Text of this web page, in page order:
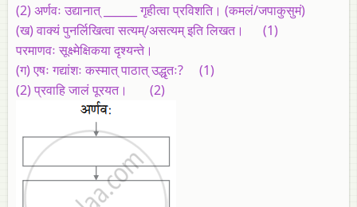
(2)अर्णवः उद्यानात्‌ ______ गृहीत्वा प्रविशति। (कमलं/जपाकुसुमं)
(ख)वाक्यं पुनर्लिखित्वा सत्यम्‌/असत्यम्‌ इति लिखत। (1)
परमाणवः सूक्ष्मेक्षिकया दृश्यन्ते।
(ग)एषः गद्यांशः कस्मात्‌ पाठात्‌ उद्धृतः? (1)
(2)प्रवाहि जालं पूरयत। (2)